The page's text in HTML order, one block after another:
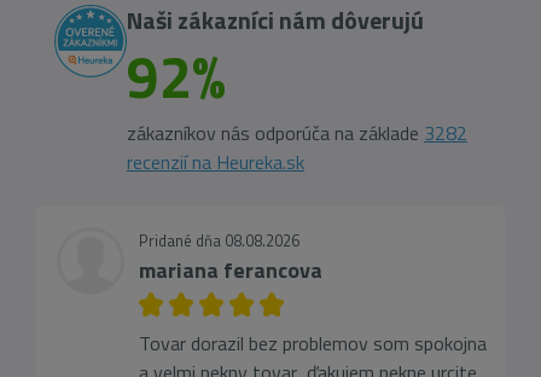
Naši zákazníci nám dôverujú
92%
zákazníkov nás odporúča na základe 3282
recenzií na Heureka.sk
Pridané dňa 08.08.2026
mariana ferancova
Tovar dorazil bez problemov som spokojna